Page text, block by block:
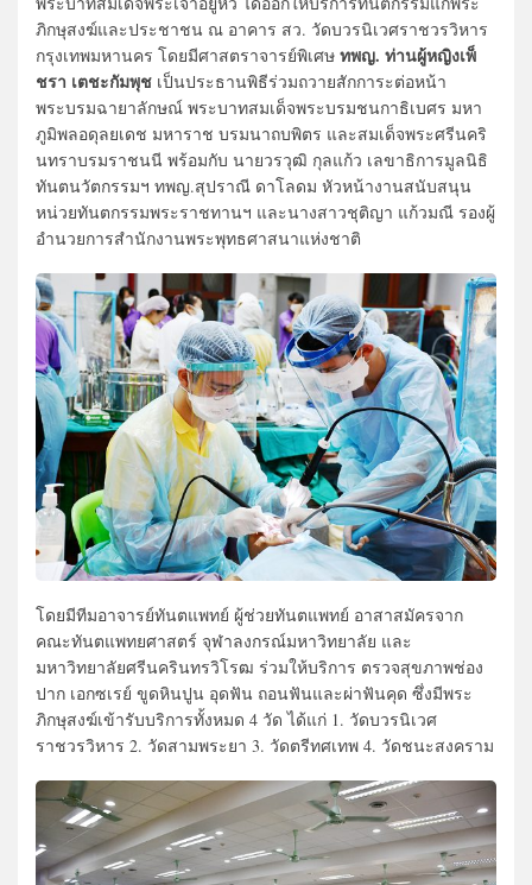
ภิกษุสงฆ์และประชาชน ณ อาคาร สว. วัดบวรนิเวศราชวรวิหาร
กรุงเทพมหานคร โดยมีศาสตราจารย์พิเศษ ทพญ. ท่านผู้หญิงเพ็
ชรา เตชะกัมพุช เป็นประธานพิธีร่วมถวายสักการะต่อหน้า
พระบรมฉายาลักษณ์ พระบาทสมเด็จพระบรมชนกาธิเบศร มหา
ภูมิพลอดุลยเดช มหาราช บรมนาถบพิตร และสมเด็จพระศรีนคริ
นทราบรมราชนนี พร้อมกับ นายวรวุฒิ กุลแก้ว เลขาธิการมูลนิธิ
ทันตนวัตกรรมฯ ทพญ.สุปราณี ดาโลดม หัวหน้างานสนับสนุน
หน่วยทันตกรรมพระราชทานฯ และนางสาวชุติญา แก้วมณี รองผู้
อำนวยการสำนักงานพระพุทธศาสนาแห่งชาติ
โดยมีทีมอาจารย์ทันตแพทย์ ผู้ช่วยทันตแพทย์ อาสาสมัครจาก
คณะทันตแพทยศาสตร์ จุฬาลงกรณ์มหาวิทยาลัย และ
มหาวิทยาลัยศรีนครินทรวิโรฒ ร่วมให้บริการ ตรวจสุขภาพช่อง
ปาก เอกซเรย์ ขูดหินปูน อุดฟัน ถอนฟันและผ่าฟันคุด ซึ่งมีพระ
ภิกษุสงฆ์เข้ารับบริการทั้งหมด 4 วัด ได้แก่ 1. วัดบวรนิเวศ
ราชวรวิหาร 2. วัดสามพระยา 3. วัดตรีทศเทพ 4. วัดชนะสงคราม